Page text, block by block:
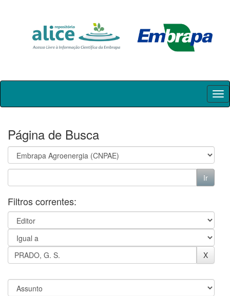
Skip
Página de Busca
Filtros correntes: